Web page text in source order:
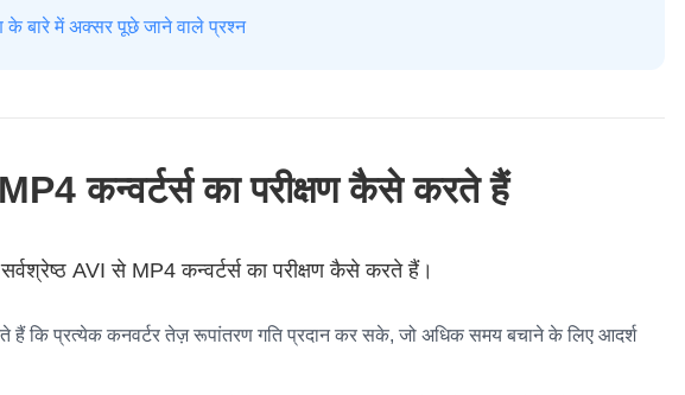
बारे में अक्सर पूछे जाने वाले प्रश्न
कन्वर्टर्स का परीक्षण कैसे करते हैं
AVI से MP4 कन्वर्टर्स का परीक्षण कैसे करते हैं।
हैं कि प्रत्येक कनवर्टर तेज़ रूपांतरण गति प्रदान कर सके, जो अधिक समय बचाने के लिए आदर्श